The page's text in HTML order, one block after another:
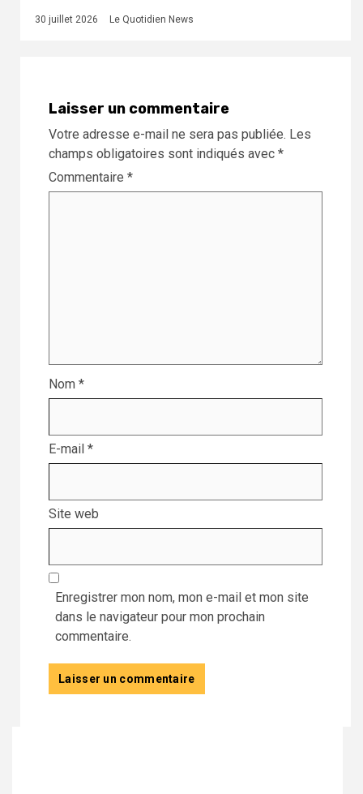
30 juillet 2026 Le Quotidien News
Laisser un commentaire
Votre adresse e-mail ne sera pas publiée. Les
champs obligatoires sont indiqués avec *
Commentaire *
Nom *
E-mail *
Site web
Enregistrer mon nom, mon e-mail et mon site
dans le navigateur pour mon prochain
commentaire.